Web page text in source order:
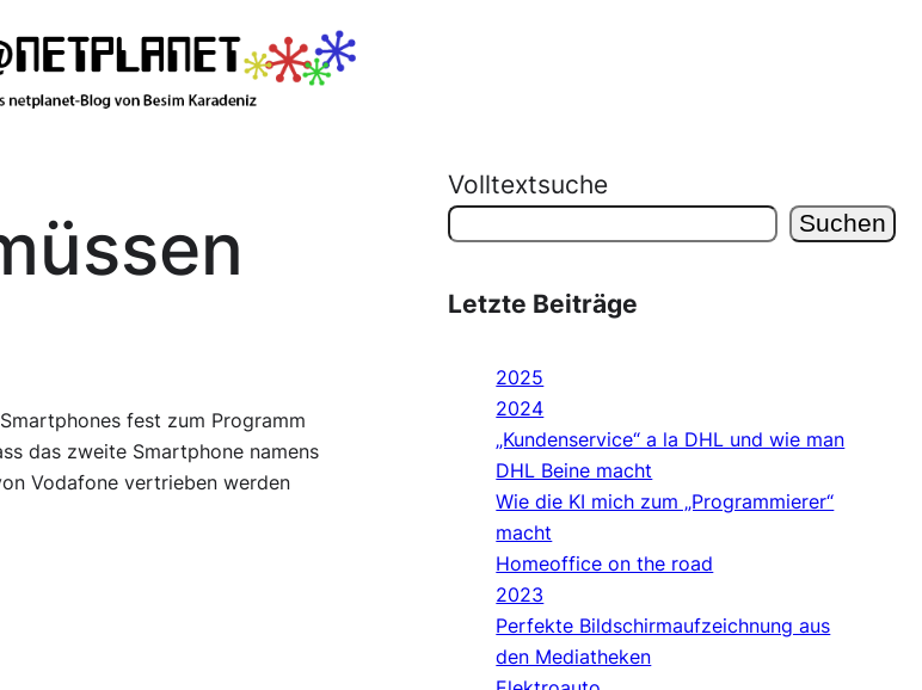
fest zum Programm
das zweite Smartphone namens
Vodafone vertrieben werden
Volltextsuche
Suchen
Letzte Beiträge
2025
2024
„Kundenservice“ a la DHL und wie man
DHL Beine macht
Wie die KI mich zum „Programmierer“
macht
Homeoffice on the road
2023
Perfekte Bildschirmaufzeichnung aus
den Mediatheken